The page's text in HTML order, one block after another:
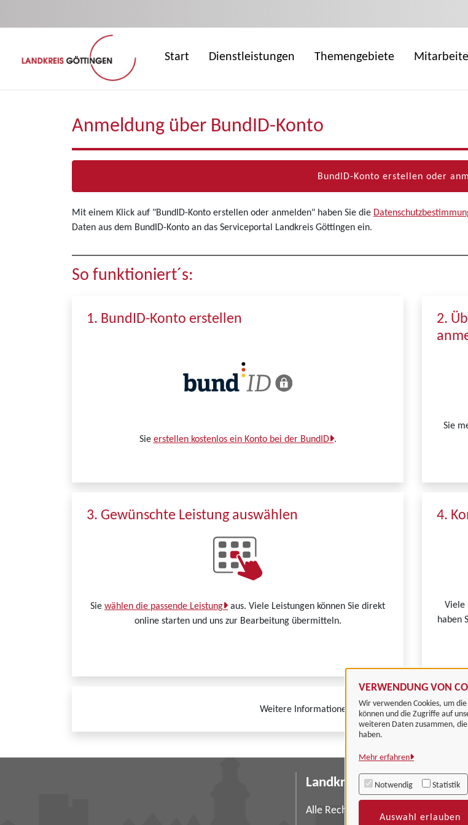
VERWENDUNG VON
Wir verwenden Cookies, um
können und die Zugriffe auf
weiteren Daten zusammen,
haben.
Mehr erfahren
Notwendig Statistik
Auswahl erlauben
Start Dienstleistungen Themengebiete
Anmeldung über BundID-Konto
BundID-Konto erstellen oder
Mit einem Klick auf "BundID-Konto erstellen oder anmelden" haben Sie die
Daten aus dem BundID-Konto an das Serviceportal Landkreis Göttingen ein.
So funktioniert´s:
1. BundID-Konto erstellen
Sie erstellen kostenlos ein Konto bei der BundID .
2.
Sie
3. Gewünschte Leistung auswählen
Sie wählen die passende Leistung
aus. Viele Leistungen können Sie direkt
online starten und uns zur Bearbeitung übermitteln.
4.
Viele
haben
Weitere Informationen zur BundID finden Sie auf der
Landkreis Göttingen
Alle Rechte vorbehalten